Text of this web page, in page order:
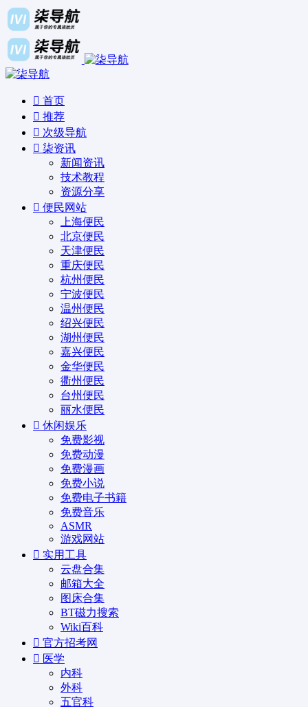
首页
推荐
次级导航
柒资讯
新闻资讯
技术教程
资源分享
便民网站
上海便民
北京便民
天津便民
重庆便民
杭州便民
宁波便民
温州便民
绍兴便民
湖州便民
嘉兴便民
金华便民
衢州便民
台州便民
丽水便民
休闲娱乐
免费影视
免费动漫
免费漫画
免费小说
免费电子书籍
免费音乐
ASMR
游戏网站
实用工具
云盘合集
邮箱大全
图床合集
BT磁力搜索
Wiki百科
官方招考网
医学
内科
外科
五官科